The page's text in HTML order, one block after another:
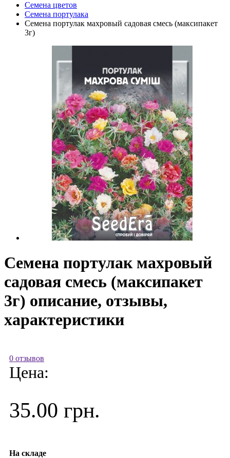
Семена цветов
Семена портулака
Семена портулак махровый садовая смесь (максипакет
3г)
Семена портулак махровый
садовая смесь (максипакет
3г) описание, отзывы,
характеристики
0 отзывов
Цена:
35.00 грн.
На складе